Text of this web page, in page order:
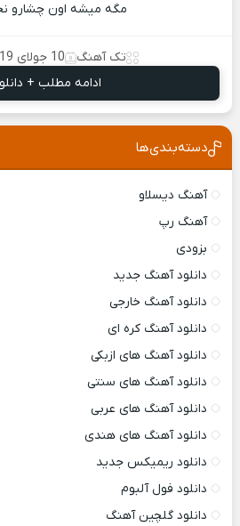
مگه میشه اون چشارو
تک آهنگ 10 جولای 2019
ادامه مطلب +
دسته‌بندی‌ها
آهنگ دیسلاو
آهنگ رپ
بزودی
دانلود آهنگ جدید
دانلود آهنگ خارجی
دانلود آهنگ کره ای
دانلود آهنگ های ازبکی
دانلود آهنگ های سنتی
دانلود آهنگ های عربی
دانلود آهنگ های هندی
دانلود ریمیکس جدید
دانلود فول آلبوم
دانلود گلچین آهنگ